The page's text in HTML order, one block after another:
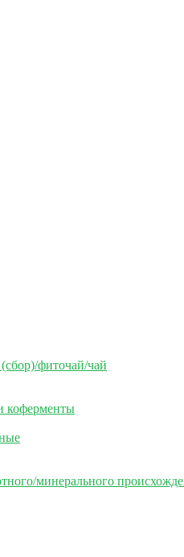
фиточай/чай
коферменты
минерального